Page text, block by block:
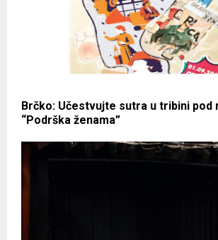
Brčko: Učestvujte sutra u tribini pod
“Podrška ženama”